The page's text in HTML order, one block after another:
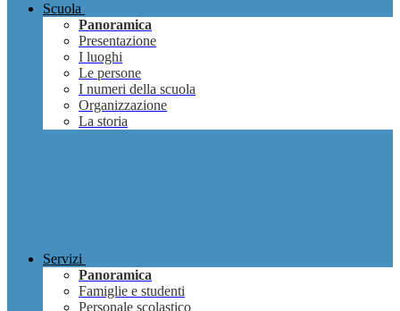
Scuola
Panoramica
Presentazione
I luoghi
Le persone
I numeri della scuola
Organizzazione
La storia
Servizi
Panoramica
Famiglie e studenti
Personale scolastico